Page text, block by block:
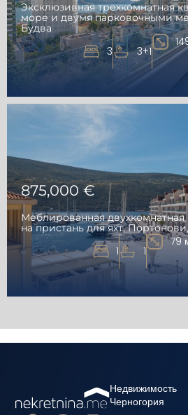
Эксклюзивная трехкомнатная
море и двумя парковочными
Будва
3 3+1
875,000 €
Меблированная
на пристань для яхт,
1 1
79
Недвижимость
Черногория